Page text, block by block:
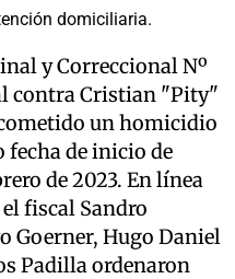
domiciliaria.
y Correccional Nº
contra Cristian "Pity"
un homicidio
fecha de inicio de
de 2023. En línea
fiscal Sandro
Goerner, Hugo Daniel
Padilla ordenaron